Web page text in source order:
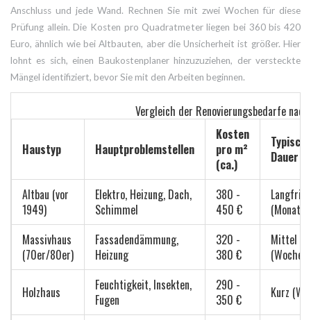
Anschluss und jede Wand. Rechnen Sie mit zwei Wochen für diese
Prüfung allein. Die Kosten pro Quadratmeter liegen bei 360 bis 420
Euro, ähnlich wie bei Altbauten, aber die Unsicherheit ist größer. Hier
lohnt es sich, einen Baukostenplaner hinzuzuziehen, der versteckte
Mängel identifiziert, bevor Sie mit den Arbeiten beginnen.
Vergleich der Renovierungsbedarfe
Haustyp Hauptproblemstellen
Kosten
pro m²
(ca.)
Typische
Dauer
Altbau (vor
1949)
Elektro, Heizung, Dach,
Schimmel
380 -
450 €
(Monate)
Massivhaus
(70er/80er)
Fassadendämmung,
Heizung
320 -
380 €
Mittel
(Wochen)
Holzhaus
Feuchtigkeit, Insekten,
Fugen
290 -
350 €
Kurz